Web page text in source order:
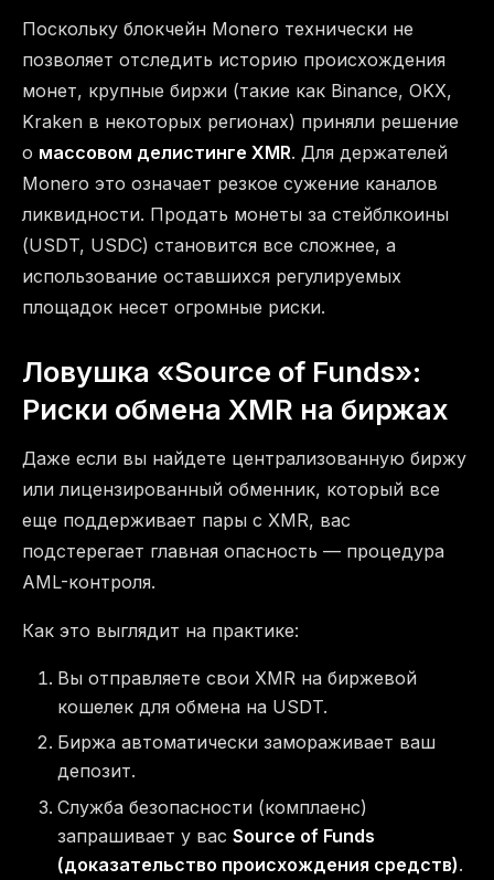
Поскольку блокчейн Monero технически не
позволяет отследить историю происхождения
монет, крупные биржи (такие как Binance, OKX,
Kraken в некоторых регионах) приняли решение
о массовом делистинге XMR. Для держателей
Monero это означает резкое сужение каналов
ликвидности. Продать монеты за стейблкоины
(USDT, USDC) становится все сложнее, а
использование оставшихся регулируемых
площадок несет огромные риски.
Ловушка «Source of Funds»:
Риски обмена XMR на биржах
Даже если вы найдете централизованную биржу
или лицензированный обменник, который все
еще поддерживает пары с XMR, вас
подстерегает главная опасность — процедура
AML-контроля.
Как это выглядит на практике:
Вы отправляете свои XMR на биржевой
кошелек для обмена на USDT.
Биржа автоматически замораживает ваш
депозит.
Служба безопасности (комплаенс)
запрашивает у вас Source of Funds
(доказательство происхождения средств).